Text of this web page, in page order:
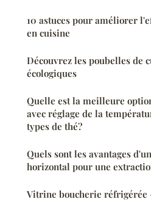
10 astuces pour améliorer
en cuisine
Découvrez les poubelles de
écologiques
Quelle est la meilleure
avec réglage de la
types de thé?
Quels sont les avantages
horizontal pour une
Vitrine boucherie réfrigérée